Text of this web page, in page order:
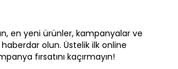
en yeni ürünler, kampanyalar ve
olun. Üstelik ilk online
fırsatını kaçırmayın!